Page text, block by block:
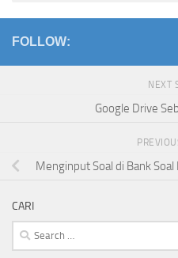
FOLLOW:
NEXT
Google Drive
Menginput Soal di Bank
CARI
Search
for: